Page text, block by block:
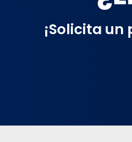
¡Solicita